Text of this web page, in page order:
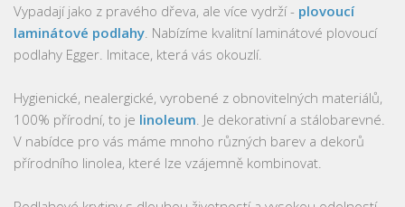
Vypadají jako z pravého dřeva, ale více vydrží - plovoucí
laminátové podlahy . Nabízíme kvalitní laminátové plovoucí
podlahy Egger. Imitace, která vás okouzlí.
Hygienické, nealergické, vyrobené z obnovitelných materiálů,
100% přírodní, to je linoleum . Je dekorativní a stálobarevné.
V nabídce pro vás máme mnoho různých barev a dekorů
přírodního linolea, které lze vzájemně kombinovat.